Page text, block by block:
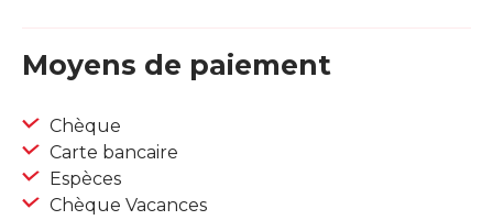
Moyens de paiement
Chèque
Carte bancaire
Espèces
Chèque Vacances